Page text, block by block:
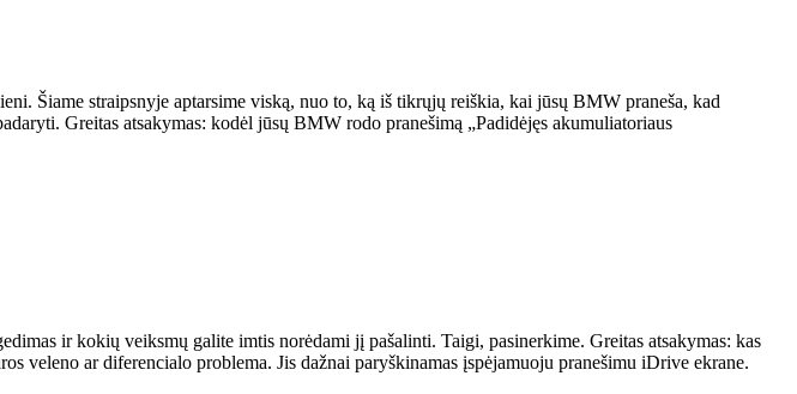
Šiame straipsnyje aptarsime viską, nuo to, ką iš tikrųjų reiškia, kai jūsų BMW praneša, kad
Greitas atsakymas: kodėl jūsų BMW rodo pranešimą „Padidėjęs akumuliatoriaus
ir kokių veiksmų galite imtis norėdami jį pašalinti. Taigi, pasinerkime. Greitas atsakymas: kas
veleno ar diferencialo problema. Jis dažnai paryškinamas įspėjamuoju pranešimu iDrive ekrane.